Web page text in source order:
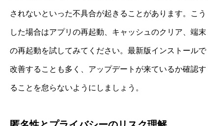
されないといった不具合が起きることがあります。こう
した場合はアプリの再起動、キャッシュのクリア、端末
の再起動を試してみてください。最新版インストールで
改善することも多く、アップデートが来ているか確認す
ることを怠らないようにしましょう。